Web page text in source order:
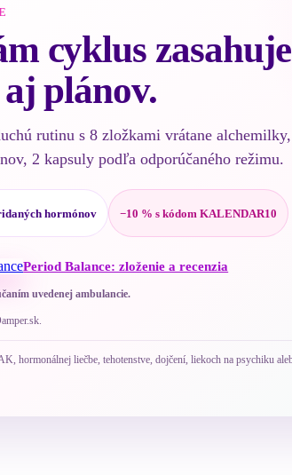
cyklus
plánov.
rutinu s 8 zložkami vrátane
2 kapsuly podľa odporúčaného režimu.
hormónov −10 % s kódom KALENDAR10
Period Balance: zloženie a recenzia
uvedenej ambulancie.
hormonálnej liečbe, tehotenstve, dojčení, liekoch na psychiku